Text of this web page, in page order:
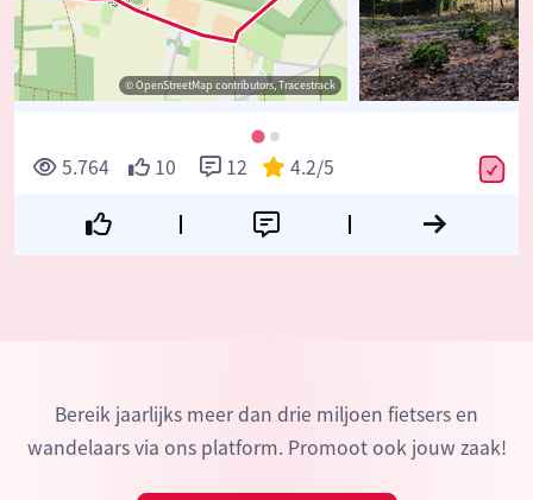
© OpenStreetMap contributors, Tracestrack
5.764 10 12 4.2/5
Bereik jaarlijks meer dan drie miljoen fietsers en
wandelaars via ons platform. Promoot ook jouw zaak!